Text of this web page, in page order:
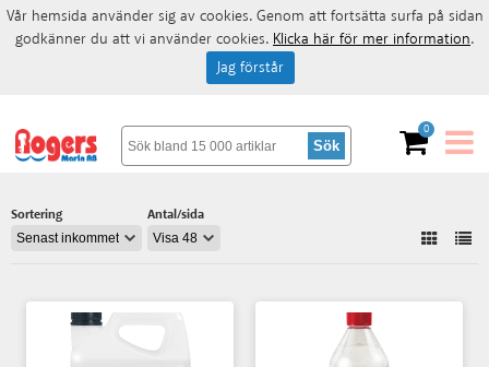
0
Sortering Antal/sida
Vår hemsida använder sig av cookies. Genom att fortsätta surfa på sidan
godkänner du att vi använder cookies. Klicka här för mer information.
Jag förstår